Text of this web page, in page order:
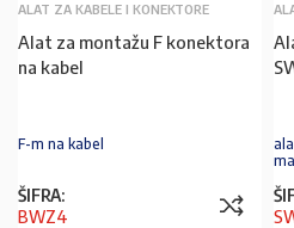
ALAT ZA KABELE I KONEKTORE
Alat za montažu F konektora
na kabel
F-m na kabel
ŠIFRA:
BWZ4